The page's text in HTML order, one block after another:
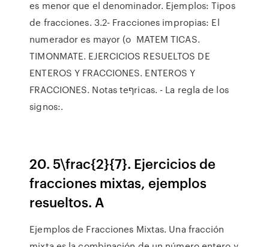
es menor que el denominador. Ejemplos: Tipos
de fracciones. 3.2- Fracciones impropias: El
numerador es mayor (o MATEM TICAS.
TIMONMATE. EJERCICIOS RESUELTOS DE
ENTEROS Y FRACCIONES. ENTEROS Y
FRACCIONES. Notas teףricas. - La regla de los
signos:.
20. 5\frac{2}{7}. Ejercicios de
fracciones mixtas, ejemplos
resueltos. A
Ejemplos de Fracciones Mixtas. Una fracción